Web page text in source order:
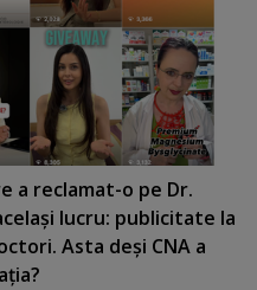
a reclamat-o pe Dr.
lucru: publicitate la
Asta deşi CNA a